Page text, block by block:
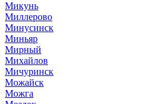
Микунь
Миллерово
Минусинск
Миньяр
Мирный
Михайлов
Мичуринск
Можайск
Можга